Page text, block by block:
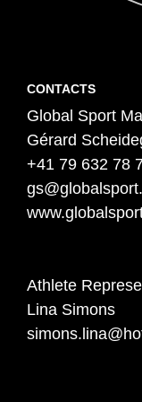
P
i
e
d
d
a
g
e
CONTACTS
Global Sport
Gérard
+41 79 632 78
Athlete
Lina Simons